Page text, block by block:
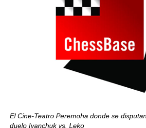
El Cine-Teatro Peremoha donde se
duelo Ivanchuk vs. Leko